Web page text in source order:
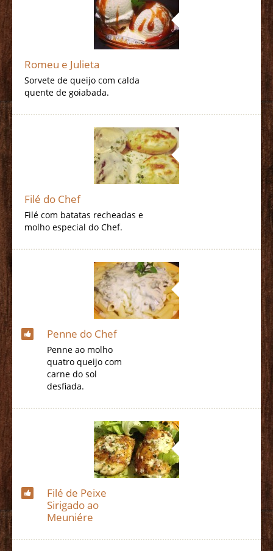
Romeu e Julieta
Sorvete de queijo com calda
quente de goiabada.
Filé do Chef
Filé com batatas recheadas e
molho especial do Chef.
Penne do Chef
Penne ao molho
quatro queijo com
carne do sol
desfiada.
Filé de Peixe
Sirigado ao
Meuniére